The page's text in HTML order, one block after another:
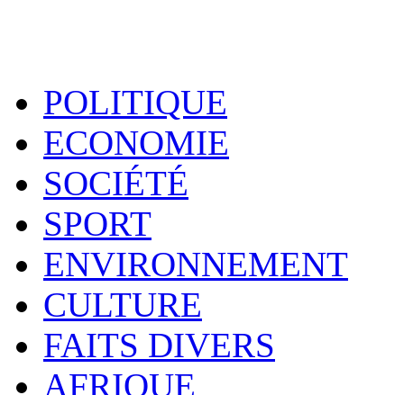
POLITIQUE
ECONOMIE
SOCIÉTÉ
SPORT
ENVIRONNEMENT
CULTURE
FAITS DIVERS
AFRIQUE